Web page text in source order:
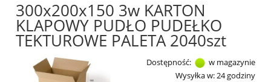
300x200x150 3w KARTON
KLAPOWY PUDŁO PUDEŁKO
TEKTUROWE PALETA 2040szt
Dostępność:
w magazynie
Wysyłka w:24 godziny